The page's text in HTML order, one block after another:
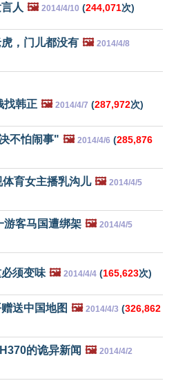
人 🖼️ 2014/4/10 (244,071次)
，门儿都没有 🖼️ 2014/4/8
找韩正 🖼️ 2014/4/7 (287,972次)
不怕闹事" 🖼️ 2014/4/6 (285,876
育女主播乳沟儿 🖼️ 2014/4/5
游客马国遭绑架 🖼️ 2014/4/5
须变味 🖼️ 2014/4/4 (165,623次)
送中国地图 🖼️ 2014/4/3 (326,862
的诡异新闻 🖼️ 2014/4/2